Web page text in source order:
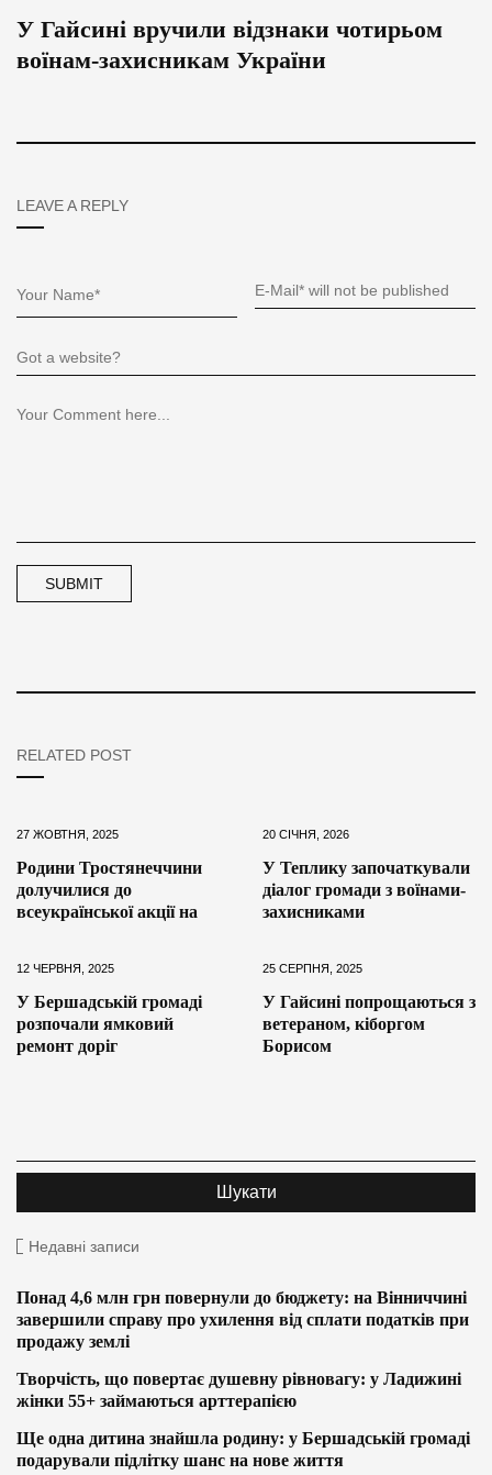
У Гайсині вручили відзнаки чотирьом
воїнам-захисникам України
LEAVE A REPLY
RELATED POST
27 ЖОВТНЯ, 2025
Родини Тростянеччини
долучилися до
всеукраїнської акції на
20 СІЧНЯ, 2026
У Теплику започаткували
діалог громади з воїнами-
захисниками
12 ЧЕРВНЯ, 2025
У Бершадській громаді
розпочали ямковий
ремонт доріг
25 СЕРПНЯ, 2025
У Гайсині попрощаються з
ветераном, кіборгом
Борисом
Недавні записи
Понад 4,6 млн грн повернули до бюджету: на Вінниччині
завершили справу про ухилення від сплати податків при
продажу землі
Творчість, що повертає душевну рівновагу: у Ладижині
жінки 55+ займаються арттерапією
Ще одна дитина знайшла родину: у Бершадській громаді
подарували підлітку шанс на нове життя